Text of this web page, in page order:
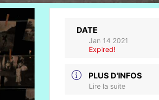
DATE
Jan 14 2021
Expired!
PLUS D'INFOS
Lire la suite